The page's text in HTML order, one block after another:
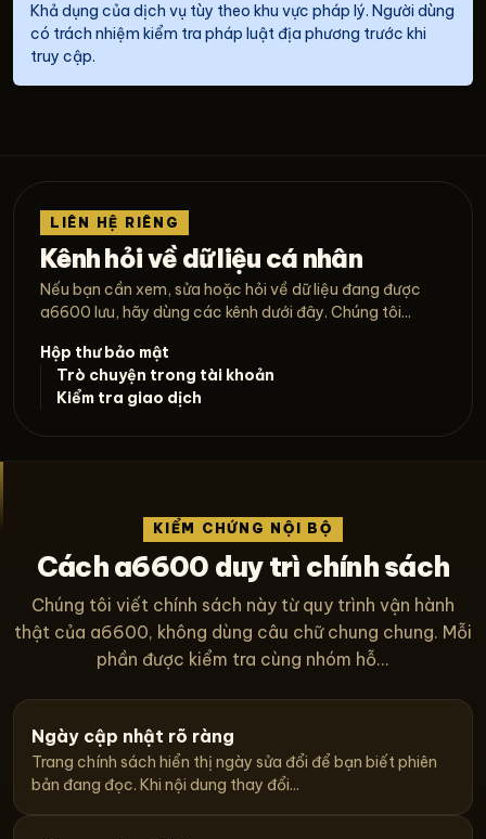
Khả dụng của dịch vụ tùy theo khu vực pháp lý. Người dùng
có trách nhiệm kiểm tra pháp luật địa phương trước khi
truy cập.
LIÊN HỆ RIÊNG
Kênh hỏi về dữ liệu cá nhân
Nếu bạn cần xem, sửa hoặc hỏi về dữ liệu đang được
a6600 lưu, hãy dùng các kênh dưới đây. Chúng tôi...
Hộp thư bảo mật
Trò chuyện trong tài khoản
Kiểm tra giao dịch
KIỂM CHỨNG NỘI BỘ
Cách a6600 duy trì chính sách
Chúng tôi viết chính sách này từ quy trình vận hành
thật của a6600, không dùng câu chữ chung chung. Mỗi
phần được kiểm tra cùng nhóm hỗ...
Ngày cập nhật rõ ràng
Trang chính sách hiển thị ngày sửa đổi để bạn biết phiên
bản đang đọc. Khi nội dung thay đổi...